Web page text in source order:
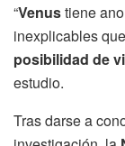
“Venustiene
inexplicables
posibilidad de
estudio.
Tras darse a